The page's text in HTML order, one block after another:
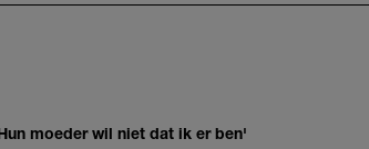
moeder wil niet dat ik er ben'